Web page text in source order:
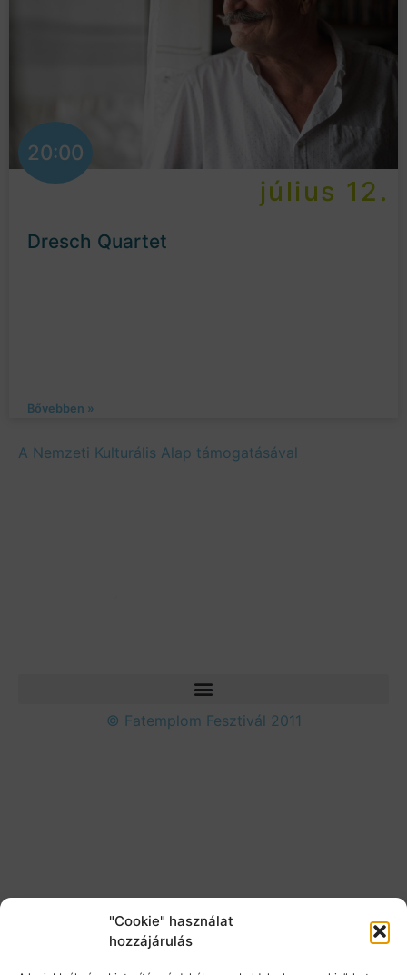
"Cookie" használat
hozzájárulás
20:00
július 12.
Dresch Quartet
Bővebben »
A Nemzeti Kulturális Alap támogatásával
© Fatemplom Fesztivál 2011